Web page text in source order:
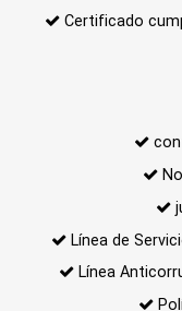
Certificado
Línea de
Línea